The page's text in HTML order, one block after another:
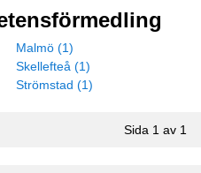
Malmö (1)
Skellefteå (1)
Strömstad (1)
Sida 1 av 1